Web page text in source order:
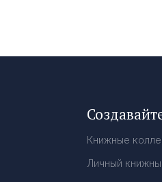
Книжные
Личный